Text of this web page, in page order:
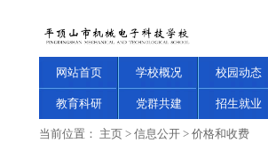
网站首页 学校概况 校园动态
教育科研 党群共建 招生就业
当前位置： 主页 > 信息公开 > 价格和收费